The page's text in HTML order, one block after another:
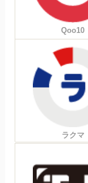
Qoo10
ラクマ